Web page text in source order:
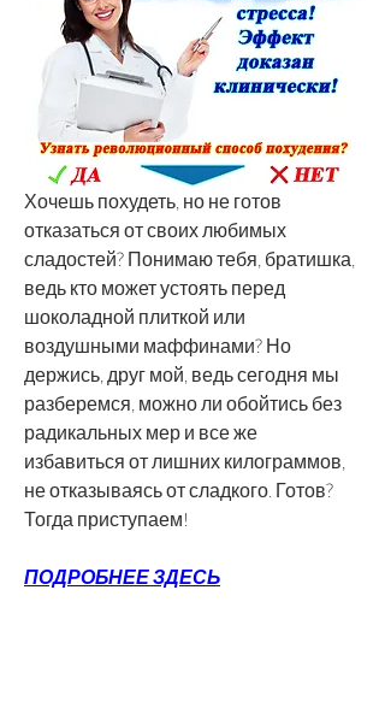
Хочешь похудеть, но не готов
отказаться от своих любимых
сладостей? Понимаю тебя, братишка,
ведь кто может устоять перед
шоколадной плиткой или
воздушными маффинами? Но
держись, друг мой, ведь сегодня мы
разберемся, можно ли обойтись без
радикальных мер и все же
избавиться от лишних килограммов,
не отказываясь от сладкого. Готов?
Тогда приступаем!
ПОДРОБНЕЕ ЗДЕСЬ